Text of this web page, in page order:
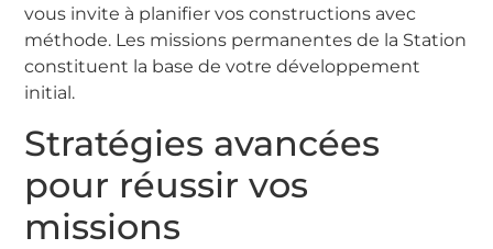
vous invite à planifier vos constructions avec
méthode. Les missions permanentes de la Station
constituent la base de votre développement
initial.
Stratégies avancées
pour réussir vos
missions